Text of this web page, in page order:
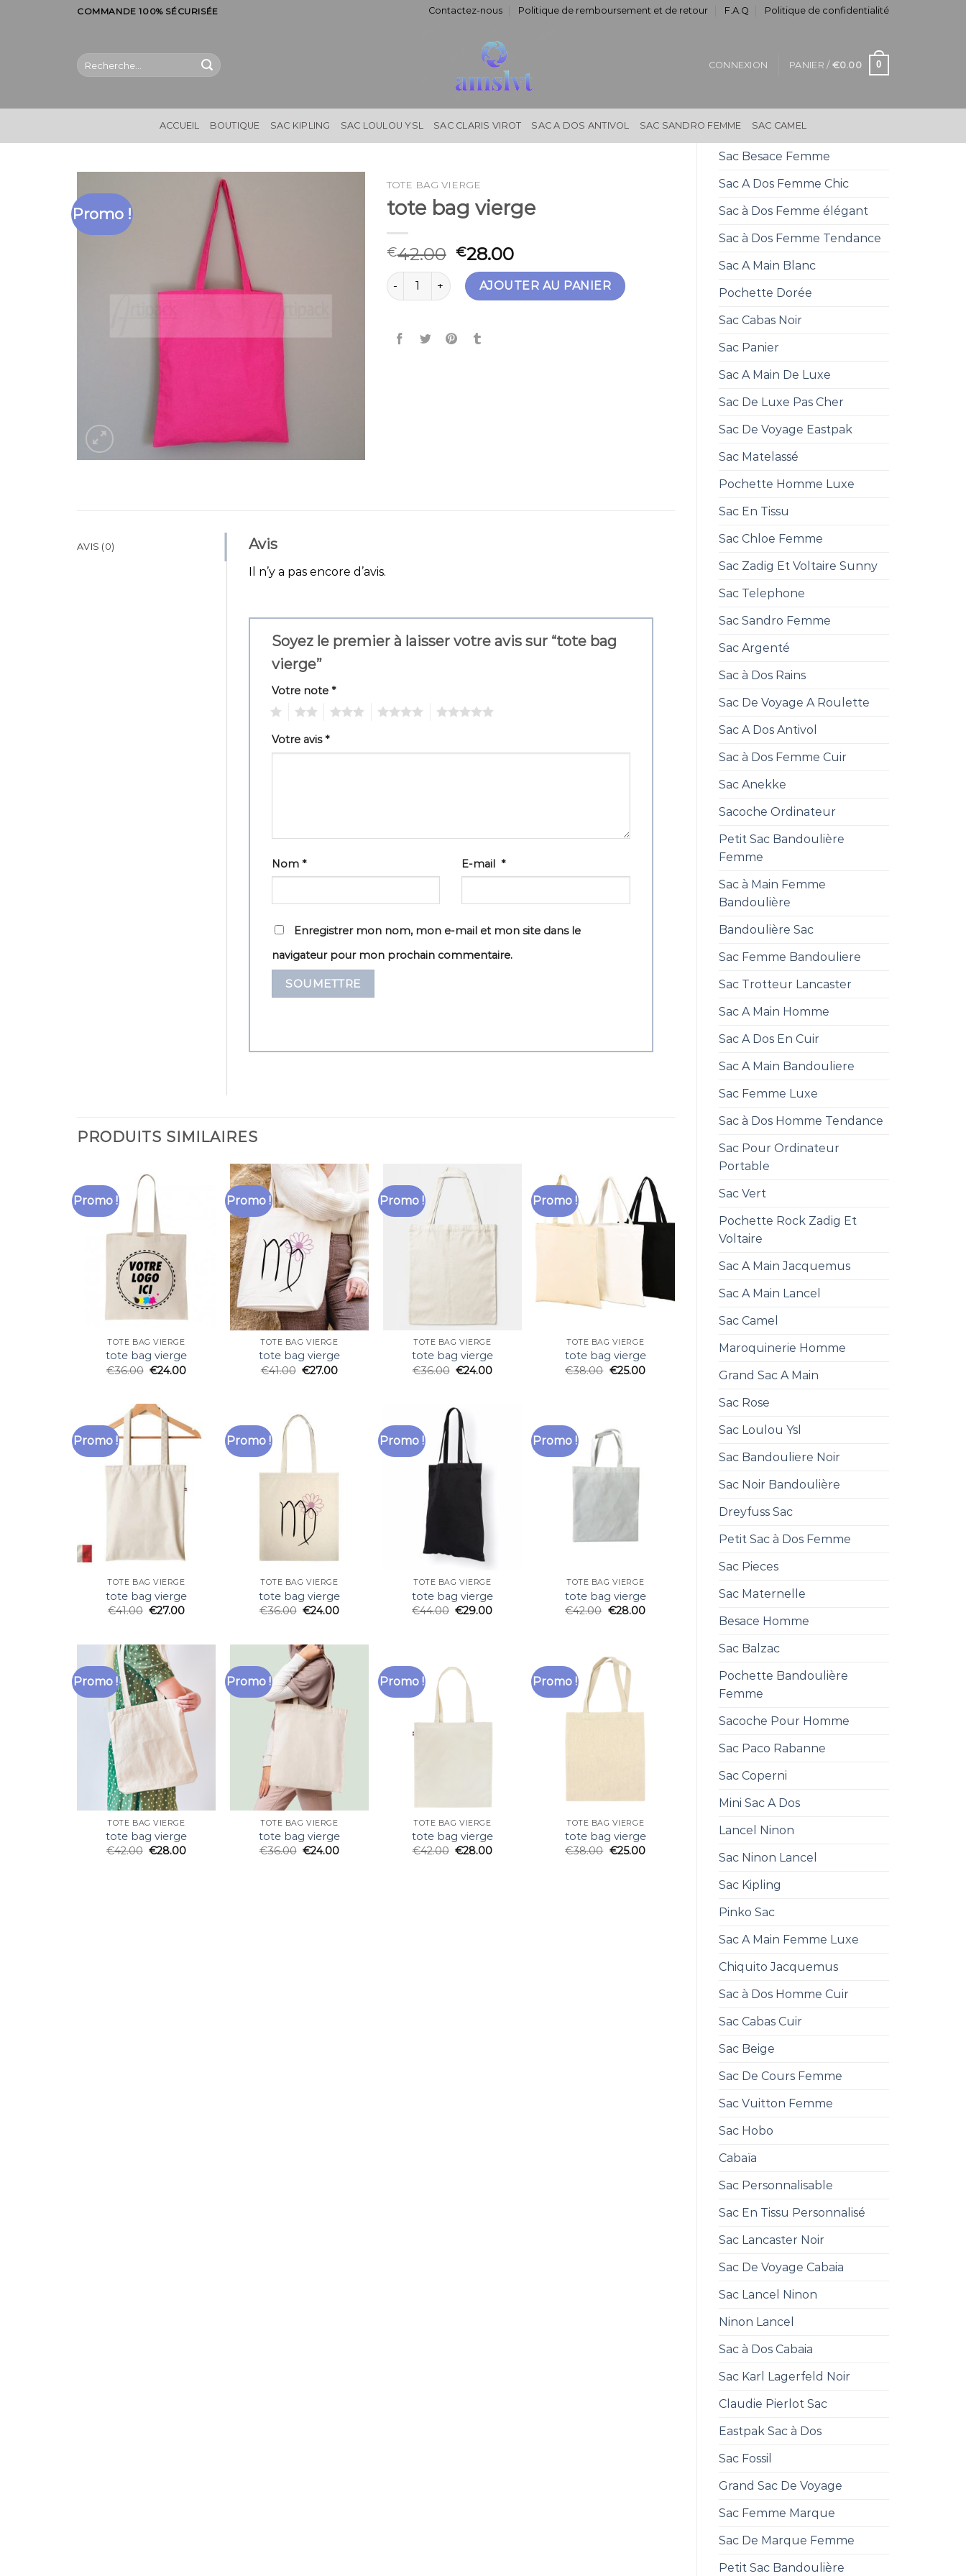
COMMANDE 100% SÉCURISÉE Contactez-nous Politique de remboursement et de retour F.A.Q Politique de confidentialité
Recherche
pour :
CONNEXION PANIER / €0.00 0
ACCUEIL BOUTIQUE SAC KIPLING SAC LOULOU YSL SAC CLARIS VIROT SAC A DOS ANTIVOL SAC SANDRO FEMME SAC CAMEL
Sac Besace Femme
Sac A Dos Femme Chic
Sac à Dos Femme élégant
Sac à Dos Femme Tendance
Sac A Main Blanc
Pochette Dorée
Sac Cabas Noir
Sac Panier
Sac A Main De Luxe
Sac De Luxe Pas Cher
Sac De Voyage Eastpak
Sac Matelassé
Pochette Homme Luxe
Sac En Tissu
Sac Chloe Femme
Sac Zadig Et Voltaire Sunny
Sac Telephone
Sac Sandro Femme
Sac Argenté
Sac à Dos Rains
Sac De Voyage A Roulette
Sac A Dos Antivol
Sac à Dos Femme Cuir
Sac Anekke
Sacoche Ordinateur
Petit Sac Bandoulière
Femme
Sac à Main Femme
Bandoulière
Bandoulière Sac
Sac Femme Bandouliere
Sac Trotteur Lancaster
Sac A Main Homme
Sac A Dos En Cuir
Sac A Main Bandouliere
Sac Femme Luxe
Sac à Dos Homme Tendance
Sac Pour Ordinateur
Portable
Sac Vert
Pochette Rock Zadig Et
Voltaire
Sac A Main Jacquemus
Sac A Main Lancel
Sac Camel
Maroquinerie Homme
Grand Sac A Main
Sac Rose
Sac Loulou Ysl
Sac Bandouliere Noir
Sac Noir Bandoulière
Dreyfuss Sac
Petit Sac à Dos Femme
Sac Pieces
Sac Maternelle
Besace Homme
Sac Balzac
Pochette Bandoulière
Femme
Sacoche Pour Homme
Sac Paco Rabanne
Sac Coperni
Mini Sac A Dos
Lancel Ninon
Sac Ninon Lancel
Sac Kipling
Pinko Sac
Sac A Main Femme Luxe
Chiquito Jacquemus
Sac à Dos Homme Cuir
Sac Cabas Cuir
Sac Beige
Sac De Cours Femme
Sac Vuitton Femme
Sac Hobo
Cabaïa
Sac Personnalisable
Sac En Tissu Personnalisé
Sac Lancaster Noir
Sac De Voyage Cabaia
Sac Lancel Ninon
Ninon Lancel
Sac à Dos Cabaia
Sac Karl Lagerfeld Noir
Claudie Pierlot Sac
Eastpak Sac à Dos
Sac Fossil
Grand Sac De Voyage
Sac Femme Marque
Sac De Marque Femme
Petit Sac Bandoulière
Promo !
TOTE BAG VIERGE
tote bag vierge
€42.00 €28.00
quantité de tote bag viergeAJOUTER AU PANIER
AVIS (0) Avis
Il n’y a pas encore d’avis.
Soyez le premier à laisser votre avis sur “tote bag
vierge”
Votre note *
Votre avis*
Nom * E-mail*
Enregistrer mon nom, mon e-mail et mon site dans le
navigateur pour mon prochain commentaire.
PRODUITS SIMILAIRES
Promo !
TOTE BAG VIERGE
tote bag vierge
€36.00 €24.00
Promo !
TOTE BAG VIERGE
tote bag vierge
€41.00 €27.00
Promo !
TOTE BAG VIERGE
tote bag vierge
€36.00 €24.00
Promo !
TOTE BAG VIERGE
tote bag vierge
€38.00 €25.00
Promo !
TOTE BAG VIERGE
tote bag vierge
€41.00 €27.00
Promo !
TOTE BAG VIERGE
tote bag vierge
€36.00 €24.00
Promo !
TOTE BAG VIERGE
tote bag vierge
€44.00 €29.00
Promo !
TOTE BAG VIERGE
tote bag vierge
€42.00 €28.00
Promo !
TOTE BAG VIERGE
tote bag vierge
€42.00 €28.00
Promo !
TOTE BAG VIERGE
tote bag vierge
€36.00 €24.00
Promo !
TOTE BAG VIERGE
tote bag vierge
€42.00 €28.00
Promo !
TOTE BAG VIERGE
tote bag vierge
€38.00 €25.00